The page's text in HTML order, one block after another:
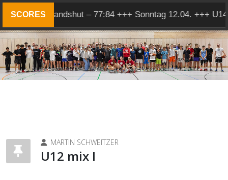
SCORES
1 @ Landshut – 77:84 +++ Sonntag 12.04. +++ U14
MARTIN SCHWEITZER
U12 mix I